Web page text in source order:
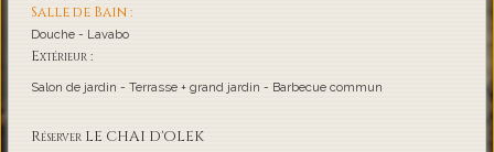
Salle de Bain :
Douche - Lavabo
Extérieur :
Salon de jardin - Terrasse + grand jardin - Barbecue commun
Réserver LE CHAI D'OLEK